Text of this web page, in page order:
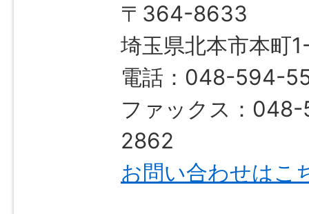
〒364-8633
埼玉県北本市本町
電話：048-594-
ファックス：
2862
お問い合わせはこ